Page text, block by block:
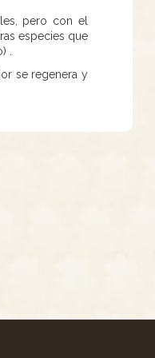
pero con el
especies que
.
se regenera y